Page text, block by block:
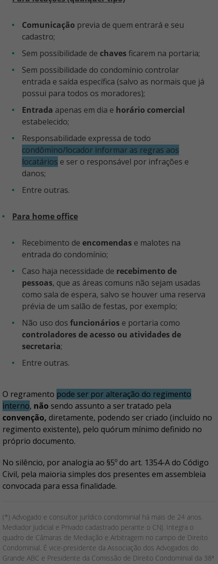
Comunicação previa de quem entrará e seu
cadastro;
Sem possibilidade de chaves ficarem na portaria;
Sem possibilidade do condomínio controlar
entrada e saída específica (salvo as normais que já
possui para todos os moradores);
Entrada apenas em dia e horário comercial
estabelecido;
Responsabilidade expressa de todo
condômino/locador informar as regras aos
locatários e ser o responsável por infrações e
danos;
Entre outras.
Para home office
Recebimento de encomendas e malotes na
entrada do condomínio;
Caso haja necessidade de recebimento de
pessoas, que as áreas comuns não sejam usadas
como sala de espera, salvo se houver uma reserva
prévia de um salão de festas, por exemplo;
Não uso dos funcionários e portaria como
controladores de acesso ou atividades de
secretaria;
Entre outras.
O regramento pode ser por alteração do regimento
interno, não sendo assunto a ser tratado pela
convenção, diretamente, podendo ser criado (incluído no
regimento existente), pelo quórum mínimo definido no
próprio documento.
No silêncio, por analogia ao §5º do art. 1354-A do Código
Civil, pela maioria simples dos presentes em assembleia
convocada para essa finalidade.
(*) Advogado e consultor jurídico condominial há mais de 24 anos.
Mediador Judicial e Privado cadastrado perante o CNJ. Integra o
quadro de Câmaras de Mediação e Arbitragem no campo de Direito
Condominial. É vice-presidente da Associação dos Advogados do
Grande ABC e Presidente da Comissão de Direito Condominial da 38ª